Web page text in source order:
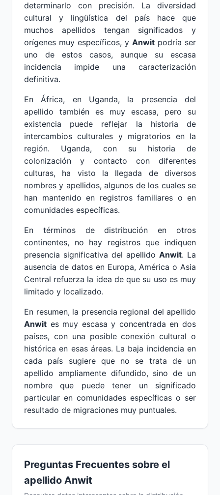
determinarlo con precisión. La diversidad
cultural y lingüística del país hace que
muchos apellidos tengan significados y
orígenes muy específicos, y Anwit podría ser
uno de estos casos, aunque su escasa
incidencia impide una caracterización
definitiva.
En África, en Uganda, la presencia del
apellido también es muy escasa, pero su
existencia puede reflejar la historia de
intercambios culturales y migratorios en la
región. Uganda, con su historia de
colonización y contacto con diferentes
culturas, ha visto la llegada de diversos
nombres y apellidos, algunos de los cuales se
han mantenido en registros familiares o en
comunidades específicas.
En términos de distribución en otros
continentes, no hay registros que indiquen
presencia significativa del apellido Anwit. La
ausencia de datos en Europa, América o Asia
Central refuerza la idea de que su uso es muy
limitado y localizado.
En resumen, la presencia regional del apellido
Anwit es muy escasa y concentrada en dos
países, con una posible conexión cultural o
histórica en esas áreas. La baja incidencia en
cada país sugiere que no se trata de un
apellido ampliamente difundido, sino de un
nombre que puede tener un significado
particular en comunidades específicas o ser
resultado de migraciones muy puntuales.
Preguntas Frecuentes sobre el
apellido Anwit